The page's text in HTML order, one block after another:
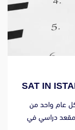
عام واحد من
مقعد دراسي في